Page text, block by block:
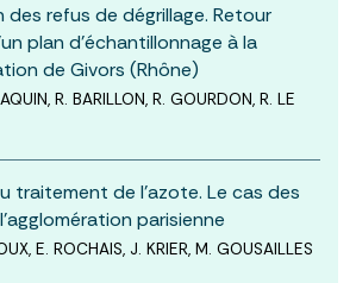
refus de dégrillage. Retour
plan d’échantillonnage à la
de Givors (Rhône)
R. BARILLON, R. GOURDON, R. LE
traitement de l’azote. Le cas des
parisienne
E. ROCHAIS, J. KRIER, M. GOUSAILLES